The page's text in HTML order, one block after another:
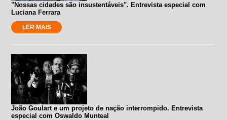
"Nossas cidades são insustentáveis". Entrevista especial com
Luciana Ferrara
LER MAIS
João Goulart e um projeto de nação interrompido. Entrevista
especial com Oswaldo Munteal